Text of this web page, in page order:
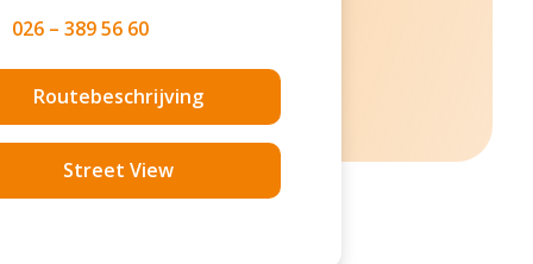
026 – 389 56 60
Routebeschrijving
Street View